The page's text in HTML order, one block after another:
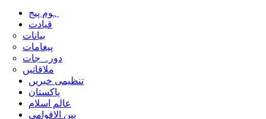
ہوم پیج
قیادت
بیانات
پیغامات
دورہ جات
ملاقاتیں
تنظیمی خبریں
پاکستان
عالم اسلام
بین الاقوامی